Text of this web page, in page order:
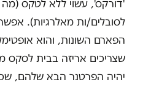
'דורקס', עשוי ללא לטקס
לסובלים/ות מאלרגיות).
הפארם השונות, והוא
שצריכים אריזה בבית לסקס
יהיה הפרטנר הבא שלהם,